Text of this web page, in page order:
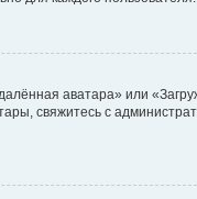
аватара» или
свяжитесь с